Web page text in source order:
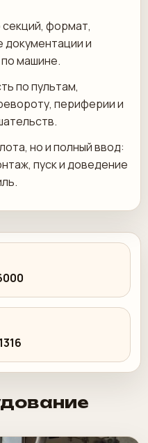
формат,
документации и
машине.
по пультам,
периферии и
но и полный ввод:
пуск и доведение